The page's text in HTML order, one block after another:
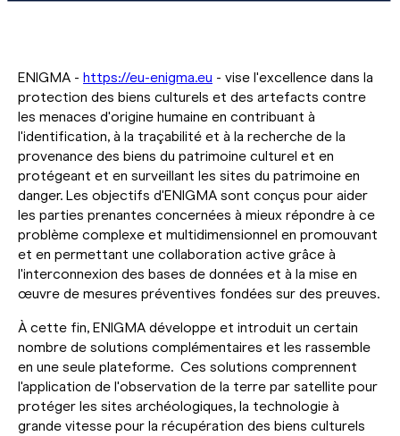
ENIGMA - https://eu-enigma.eu - vise l'excellence dans la
protection des biens culturels et des artefacts contre
les menaces d'origine humaine en contribuant à
l'identification, à la traçabilité et à la recherche de la
provenance des biens du patrimoine culturel et en
protégeant et en surveillant les sites du patrimoine en
danger. Les objectifs d'ENIGMA sont conçus pour aider
les parties prenantes concernées à mieux répondre à ce
problème complexe et multidimensionnel en promouvant
et en permettant une collaboration active grâce à
l'interconnexion des bases de données et à la mise en
œuvre de mesures préventives fondées sur des preuves.
À cette fin, ENIGMA développe et introduit un certain
nombre de solutions complémentaires et les rassemble
en une seule plateforme. Ces solutions comprennent
l'application de l'observation de la terre par satellite pour
protéger les sites archéologiques, la technologie à
grande vitesse pour la récupération des biens culturels